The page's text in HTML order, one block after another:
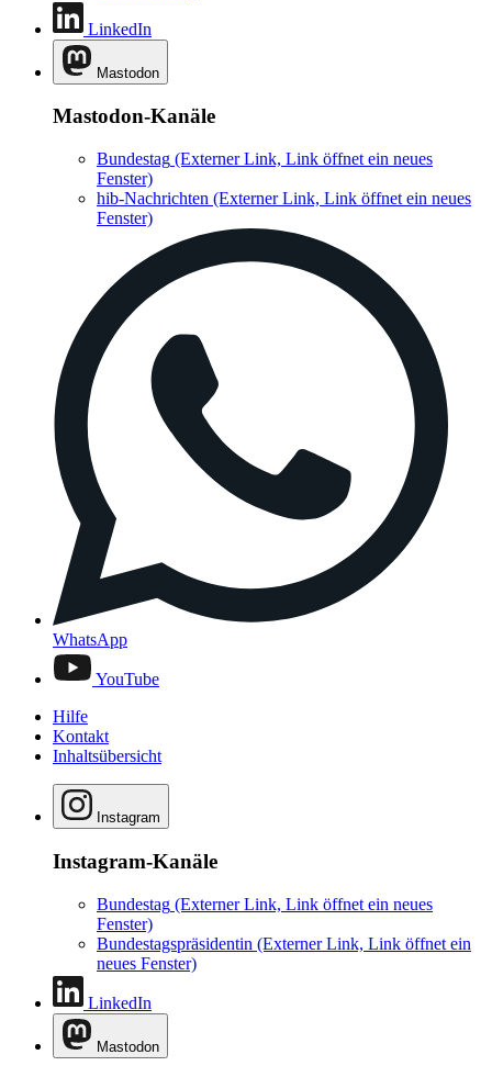
LinkedIn
Mastodon
Mastodon-Kanäle
Bundestag (Externer Link, Link öffnet ein neues
Fenster)
hib-Nachrichten (Externer Link, Link öffnet ein neues
Fenster)
WhatsApp
YouTube
Hilfe
Kontakt
Inhaltsübersicht
Instagram
Instagram-Kanäle
Bundestag (Externer Link, Link öffnet ein neues
Fenster)
Bundestagspräsidentin (Externer Link, Link öffnet ein
neues Fenster)
LinkedIn
Mastodon